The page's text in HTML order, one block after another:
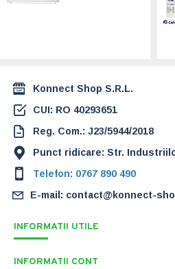
Konnect Shop S.R.L.
CUI: RO 40293651
Reg. Com.: J23/5944/2018
Punct ridicare: Str.
Telefon: 0767 890 490
E-mail: contact@konnect-
INFORMATII UTILE
INFORMATII CONT